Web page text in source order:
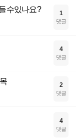
수있나요? 1
댓글
4
댓글
2
댓글
4
댓글